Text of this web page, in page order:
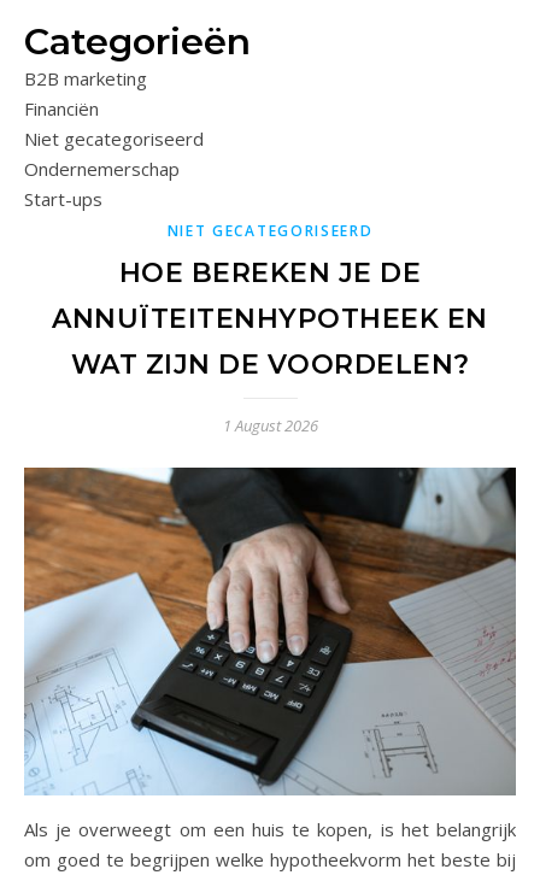
Categorieën
B2B marketing
Financiën
Niet gecategoriseerd
Ondernemerschap
Start-ups
NIET GECATEGORISEERD
HOE BEREKEN JE DE
ANNUÏTEITENHYPOTHEEK EN
WAT ZIJN DE VOORDELEN?
1 August 2026
Als je overweegt om een huis te kopen, is het belangrijk
om goed te begrijpen welke hypotheekvorm het beste bij